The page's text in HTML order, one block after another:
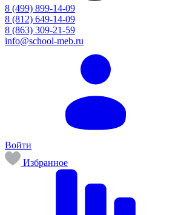
8 (499) 899-14-09
8 (812) 649-14-09
8 (863) 309-21-59
info@school-meb.ru
Войти
Избранное